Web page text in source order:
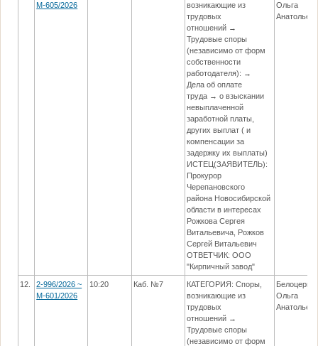
М-605/2026
возникающие из
трудовых
отношений →
Трудовые споры
(независимо от форм
собственности
работодателя): →
Дела об оплате
труда → о взыскании
невыплаченной
заработной платы,
других выплат ( и
компенсации за
задержку их выплаты)
ИСТЕЦ(ЗАЯВИТЕЛЬ):
Прокурор
Черепановского
района Новосибирской
области в интересах
Рожкова Сергея
Витальевича, Рожков
Сергей Витальевич
ОТВЕТЧИК: ООО
"Кирпичный завод"
Ольга
12.
2-996/2026 ~
М-601/2026
10:20 Каб. №7
КАТЕГОРИЯ: Споры,
возникающие из
трудовых
отношений →
Трудовые споры
(независимо от форм
Ольга